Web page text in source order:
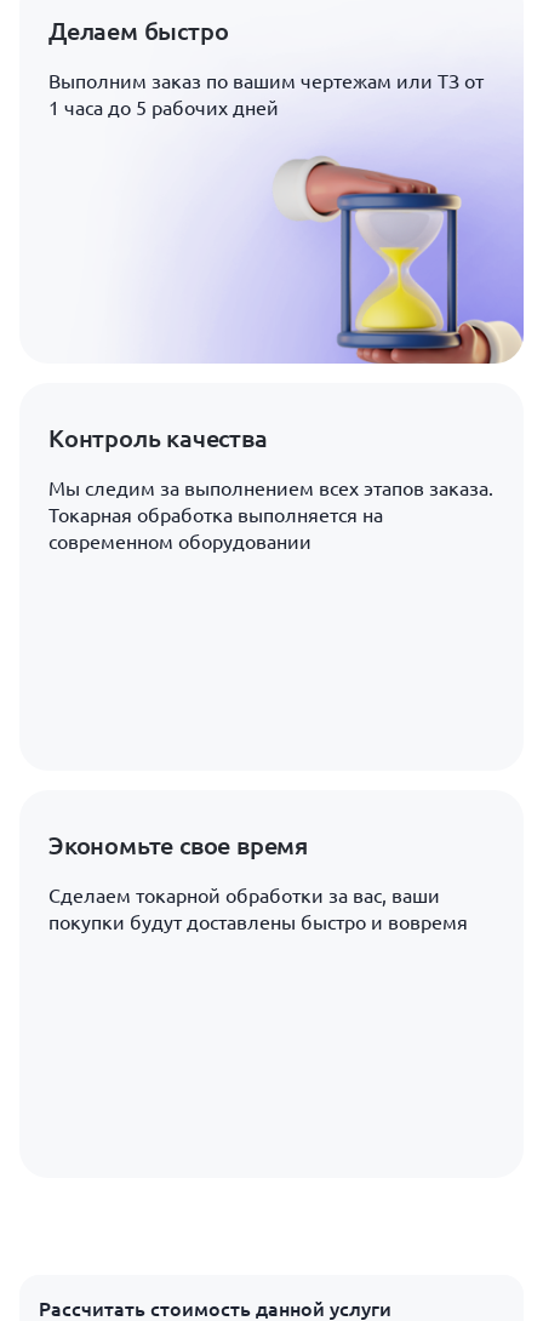
Делаем быстро
Выполним заказ по вашим чертежам или ТЗ от
1 часа до 5 рабочих дней
Контроль качества
Мы следим за выполнением всех этапов заказа.
Токарная обработка выполняется на
современном оборудовании
Экономьте свое время
Сделаем токарной обработки за вас, ваши
покупки будут доставлены быстро и вовремя
Рассчитать стоимость данной услуги